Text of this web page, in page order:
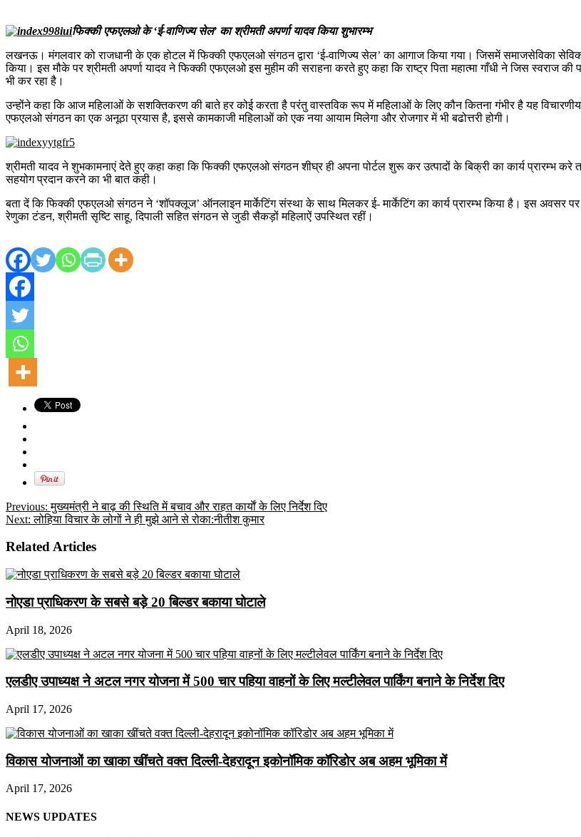
फिक्की एफएलओ के ‘ई-वाणिज्य सेल’ का श्रीमती अपर्णा यादव किया शुभारम्भ
लखनऊ। मंगलवार को राजधानी के एक होटल में फिक्की एफएलओ संगठन द्वारा ‘ई-वाणिज्य सेल’ का आगाज किया गया। जिसमें समाजसेविका
किया। इस मौके पर श्रीमती अपर्णा यादव ने फिक्की एफएलओ इस मुहीम की सराहना करते हुए कहा कि राष्ट्र पिता महात्मा गाँधी ने जिस
भी कर रहा है।
उन्होंने कहा कि आज महिलाओं के सशक्तिकरण की बाते हर कोई करता है परंतु वास्तविक रूप में महिलाओं के लिए कौन कितना गंभीर है यह विचारणीय
एफएलओ संगठन का एक अनूठा प्रयास है, इससे कामकाजी महिलाओं को एक नया आयाम मिलेगा और रोजगार में भी बढोत्तरी होगी।
श्रीमती यादव ने शुभकामनाएं देते हुए कहा कहा कि फिक्की एफएलओ संगठन शीघ्र ही अपना पोर्टल शुरू कर उत्पादों के बिक्री का कार्य प्रारम्भ
सहयोग प्रदान करने का भी बात कही।
बता दें कि फिक्की एफएलओ संगठन ने ‘शॉपक्लूज’ ऑनलाइन मार्केटिंग संस्था के साथ मिलकर ई- मार्केटिंग का कार्य प्रारम्भ किया है। इस अवसर
रेणुका टंडन, श्रीमती सृष्टि साहू, दिपाली सहित संगठन से जुडी सैकड़ों महिलाऐं उपस्थित रहीं।
Previous: मुख्यमंत्री ने बाढ़ की स्थिति में बचाव और राहत कार्याें के लिए निर्देश दिए
Next: लोहिया विचार के लोगों ने ही मुझे आने से रोका:नीतीश कुमार
Related Articles
नोएडा प्राधिकरण के सबसे बड़े 20 बिल्डर बकाया घोटाले
April 18, 2026
एलडीए उपाध्यक्ष ने अटल नगर योजना में 500 चार पहिया वाहनों के लिए मल्टीलेवल पार्किंग बनाने के निर्देश दिए
April 17, 2026
विकास योजनाओं का खाका खींचते वक्त दिल्ली-देहरादून इकोनॉमिक कॉरिडोर अब अहम भूमिका में
April 17, 2026
NEWS UPDATES